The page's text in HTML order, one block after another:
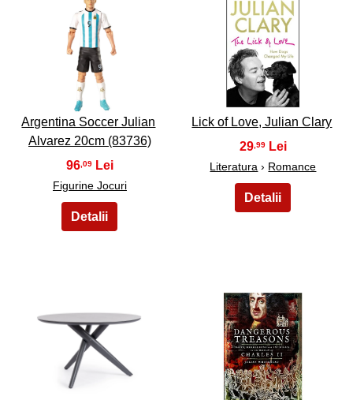
25
Argentina Soccer Julian
Alvarez 20cm (83736)
96,09
Figurine Jocuri
26
Lick of Love, Julian Clary
29,99
Literatura › Romance
27 28